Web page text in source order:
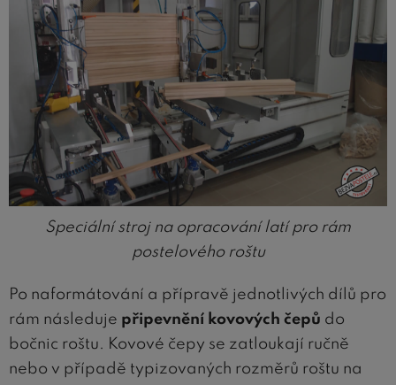
Speciální stroj na opracování latí pro rám
postelového roštu
Po naformátování a přípravě jednotlivých dílů pro
rám následuje připevnění kovových čepů do
bočnic roštu. Kovové čepy se zatloukají ručně
nebo v případě typizovaných rozměrů roštu na